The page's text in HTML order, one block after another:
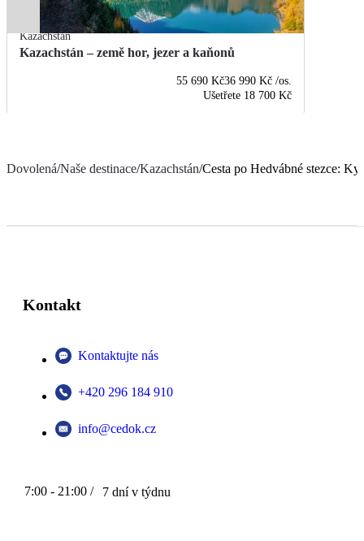
Kazachstán
Kazachstán – země hor, jezer a kaňonů
55 690 Kč36 990 Kč /os.
Ušetřete 18 700 Kč
Dovolená/Naše destinace/Kazachstán/Cesta po Hedvábné stezce:
Kontakt
Kontaktujte nás
+420 296 184 910
info@cedok.cz
7:00 - 21:00 / 7 dní v týdnu